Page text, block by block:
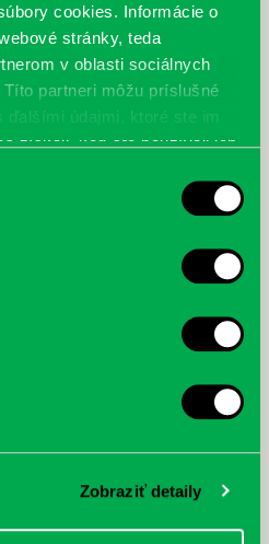
cookies. Informácie o
stránky, teda
v oblasti sociálnych
partneri môžu príslušné
údajmi, ktoré ste im
získali, keď ste používali ich
Zobraziť detaily